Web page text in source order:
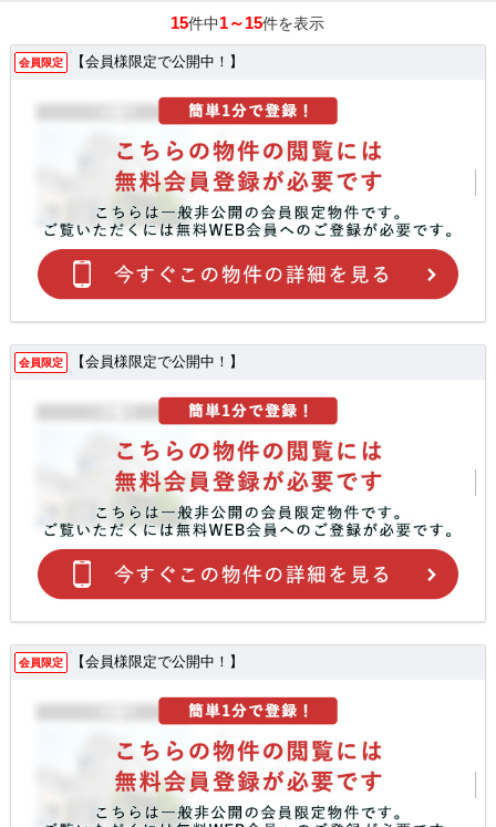
15件中1～15件を表示
会員限定 【会員様限定で公開中！】
会員限定 【会員様限定で公開中！】
会員限定 【会員様限定で公開中！】